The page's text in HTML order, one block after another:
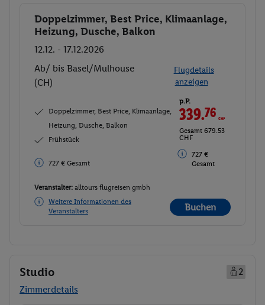
Buchen
Doppelzimmer, Best Price, Klimaanlage,
Heizung, Dusche, Balkon
12.12. - 17.12.2026
Ab/ bis Basel/Mulhouse
(CH)
Flugdetails
anzeigen
Doppelzimmer, Best Price, Klimaanlage,
Heizung, Dusche, Balkon
Frühstück
727 € Gesamt
p.P.
339.76CHF
Gesamt 679.53
CHF
727 €
Gesamt
Veranstalter: alltours flugreisen gmbh
Weitere Informationen des
Veranstalters
Buchen
Studio
2
Zimmerdetails